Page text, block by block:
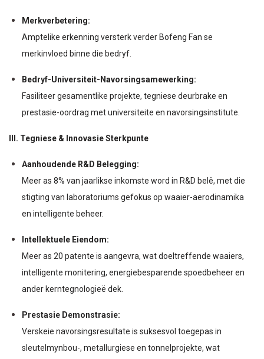
Merkverbetering:
Amptelike erkenning versterk verder Bofeng Fan se
merkinvloed binne die bedryf.
Bedryf-Universiteit-Navorsingsamewerking:
Fasiliteer gesamentlike projekte, tegniese deurbrake en
prestasie-oordrag met universiteite en navorsingsinstitute.
III. Tegniese & Innovasie Sterkpunte
Aanhoudende R&D Belegging:
Meer as 8% van jaarlikse inkomste word in R&D belê, met die
stigting van laboratoriums gefokus op waaier-aerodinamika
en intelligente beheer.
Intellektuele Eiendom:
Meer as 20 patente is aangevra, wat doeltreffende waaiers,
intelligente monitering, energiebesparende spoedbeheer en
ander kerntegnologieë dek.
Prestasie Demonstrasie:
Verskeie navorsingsresultate is suksesvol toegepas in
sleutelmynbou-, metallurgiese en tonnelprojekte, wat